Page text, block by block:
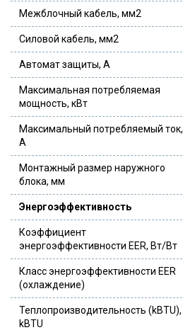
Межблочный кабель, мм2
Силовой кабель, мм2
Автомат защиты, А
Максимальная потребляемая
мощность, кВт
Максимальный потребляемый ток,
А
Монтажный размер наружного
блока, мм
Энергоэффективность
Коэффициент
энергоэффективности EER, Вт/Вт
Класс энергоэффективности EER
(охлаждение)
Теплопроизводительность (kBTU),
kBTU